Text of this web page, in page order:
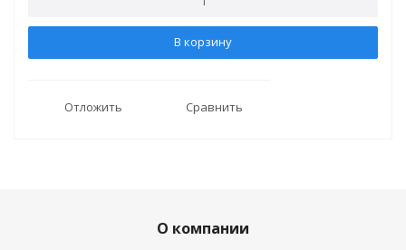
В корзину
Отложить Сравнить
О компании